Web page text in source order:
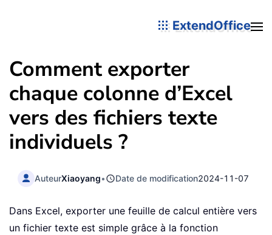
ExtendOffice
Comment exporter
chaque colonne d’Excel
vers des fichiers texte
individuels ?
AuteurXiaoyang• Date de modification2024-11-07
Dans Excel, exporter une feuille de calcul entière vers
un fichier texte est simple grâce à la fonction